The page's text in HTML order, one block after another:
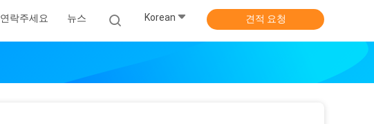
연락주세요 뉴스 Korean 견적 요청